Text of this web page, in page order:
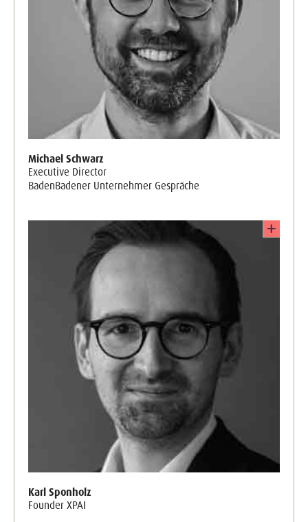
Michael Schwarz
Executive Director
BadenBadener Unternehmer Gespräche
Karl Sponholz
Founder XPAI